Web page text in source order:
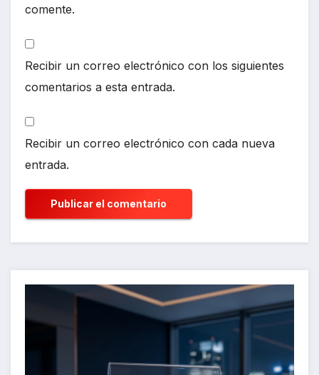
comente.
Recibir un correo electrónico con los siguientes
comentarios a esta entrada.
Recibir un correo electrónico con cada nueva
entrada.